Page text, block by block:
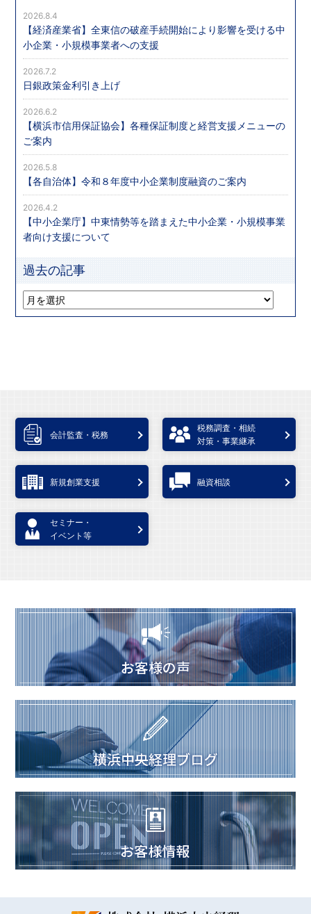
【経済産業省】全東信の破産手続開始により影響を受ける中
小企業・小規模事業者への支援
2026.8.4
日銀政策金利引き上げ
2026.7.2
【横浜市信用保証協会】各種保証制度と経営支援メニューの
ご案内
2026.6.2
【各自治体】令和８年度中小企業制度融資のご案内
2026.5.8
【中小企業庁】中東情勢等を踏まえた中小企業・小規模事業
者向け支援について
2026.4.2
過去の記事
会計監査・税務
税務調査・相続
対策・事業継承
新規創業支援 融資相談
セミナー・
イベント等